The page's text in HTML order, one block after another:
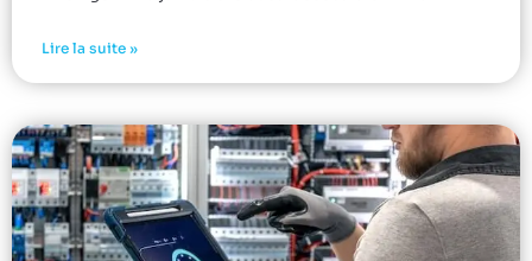
Lire la suite »